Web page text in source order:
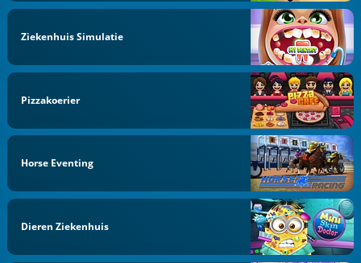
Ziekenhuis Simulatie
Pizzakoerier
Horse Eventing
Dieren Ziekenhuis